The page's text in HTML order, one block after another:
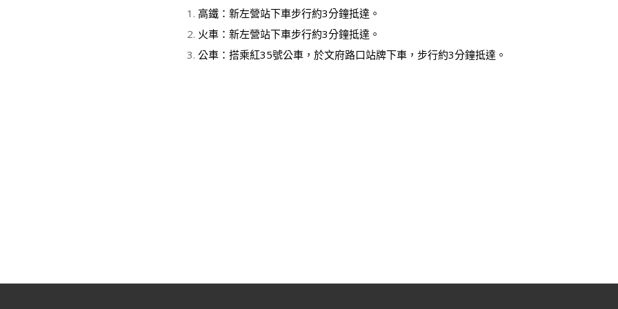
高鐵：新左營站下車步行約3分鐘抵達。
火車：新左營站下車步行約3分鐘抵達。
公車：搭乘紅35號公車，於文府路口站牌下車，步行約3分鐘抵達。